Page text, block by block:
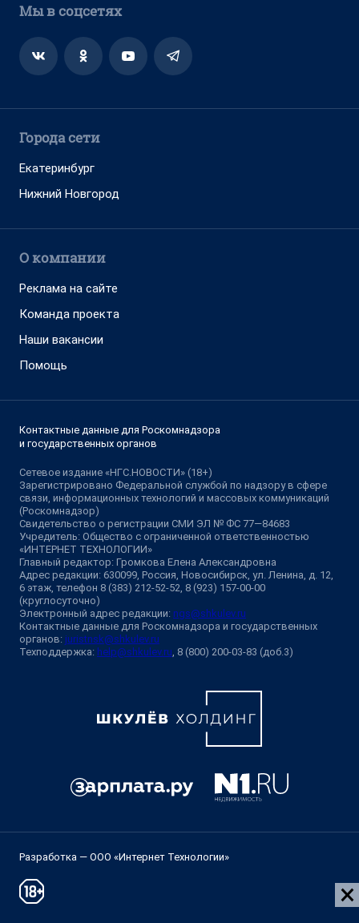
Мы в соцсетях
Города сети
Екатеринбург
Нижний Новгород
О компании
Реклама на сайте
Команда проекта
Наши вакансии
Помощь
Контактные данные для Роскомнадзора
и государственных органов
Сетевое издание «НГС.НОВОСТИ» (18+)
Зарегистрировано Федеральной службой по надзору в сфере
связи, информационных технологий и массовых коммуникаций
(Роскомнадзор)
Свидетельство о регистрации СМИ ЭЛ № ФС 77—84683
Учредитель: Общество с ограниченной ответственностью
«ИНТЕРНЕТ ТЕХНОЛОГИИ»
Главный редактор: Громкова Елена Александровна
Адрес редакции: 630099, Россия, Новосибирск, ул. Ленина, д. 12,
6 этаж, телефон 8 (383) 212-52-52, 8 (923) 157-00-00
(круглосуточно)
Электронный адрес редакции: ngs@shkulev.ru
Контактные данные для Роскомнадзора и государственных
органов: juristnsk@shkulev.ru
Техподдержка: help@shkulev.ru , 8 (800) 200-03-83 (доб.3)
Разработка — ООО «Интернет Технологии»